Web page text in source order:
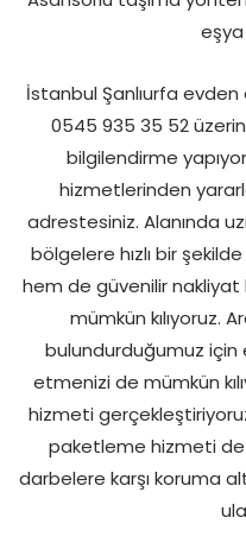
eşya
İstanbul Şanlıurfa
0545 935 35 52
bilgilendirme
hizmetlerinden
adrestesiniz. Alanında
bölgelere hızlı bir şekilde
hem de güvenilir nakliyat
mümkün kılıyoruz.
bulundurduğumuz için
etmenizi de mümkün
hizmeti
paketleme hizmeti de
darbelere karşı koruma